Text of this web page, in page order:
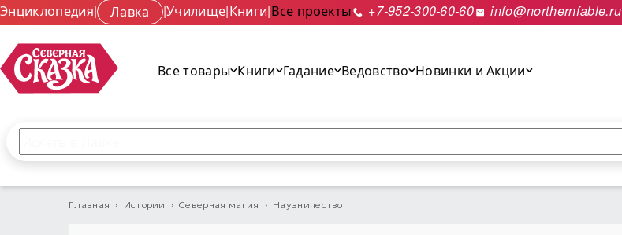
Энциклопедия| Лавка |Училище|Книги|Все проекты +7-952-300-60-60 info@northernfable.ru
Все товары Книги Гадание Ведовство Новинки и Акции
Главная › Истории › Северная магия › Наузничество